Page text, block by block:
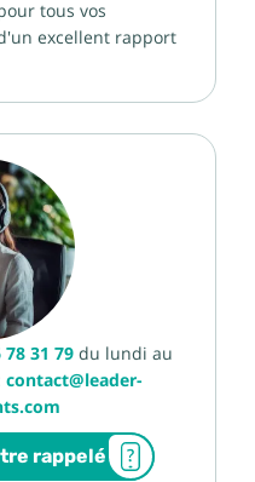
tous vos
excellent rapport
78 31 79 du lundi au
contact@leader-
rappelé